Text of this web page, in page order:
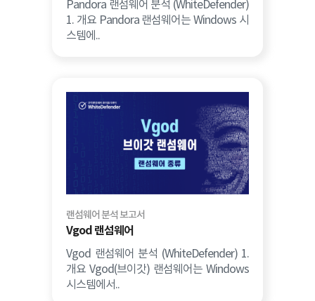
Pandora 랜섬웨어 분석 (WhiteDefender)
1. 개요 Pandora 랜섬웨어는 Windows 시
스템에..
랜섬웨어 분석 보고서
Vgod 랜섬웨어
Vgod 랜섬웨어 분석 (WhiteDefender) 1.
개요 Vgod(브이갓) 랜섬웨어는 Windows
시스템에서..